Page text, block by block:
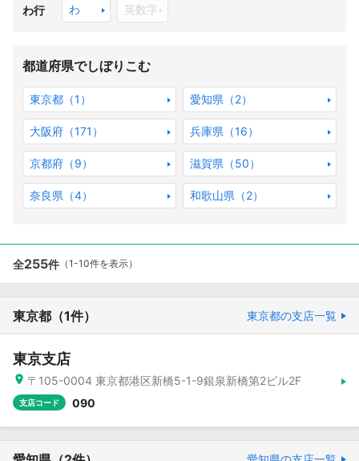
わ行 わ 英数字
都道府県でしぼりこむ
東京都（1） 愛知県（2）
大阪府（171） 兵庫県（16）
京都府（9） 滋賀県（50）
奈良県（4） 和歌山県（2）
全255件 （1-10件を表示）
東京都 （1件） 東京都の支店一覧
東京支店
〒105-0004 東京都港区新橋5-1-9銀泉新橋第2ビル2F
支店コード 090